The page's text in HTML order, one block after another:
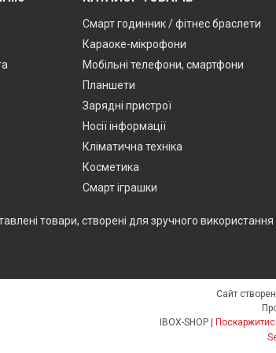
Смарт годинник / фітнес браслети
Караоке-мікрофони
Мобільні телефони, смартфони
Планшети
Зарядні пристрої
Носії інформації
Кліматична техніка
Косметика
Смарт іграшки
товари, створені для зручного
Сайт